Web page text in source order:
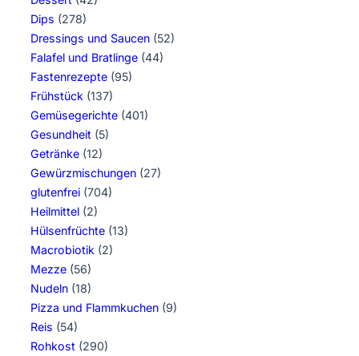
Dips (278)
Dressings und Saucen (52)
Falafel und Bratlinge (44)
Fastenrezepte (95)
Frühstück (137)
Gemüsegerichte (401)
Gesundheit (5)
Getränke (12)
Gewürzmischungen (27)
glutenfrei (704)
Heilmittel (2)
Hülsenfrüchte (13)
Macrobiotik (2)
Mezze (56)
Nudeln (18)
Pizza und Flammkuchen (9)
Reis (54)
Rohkost (290)